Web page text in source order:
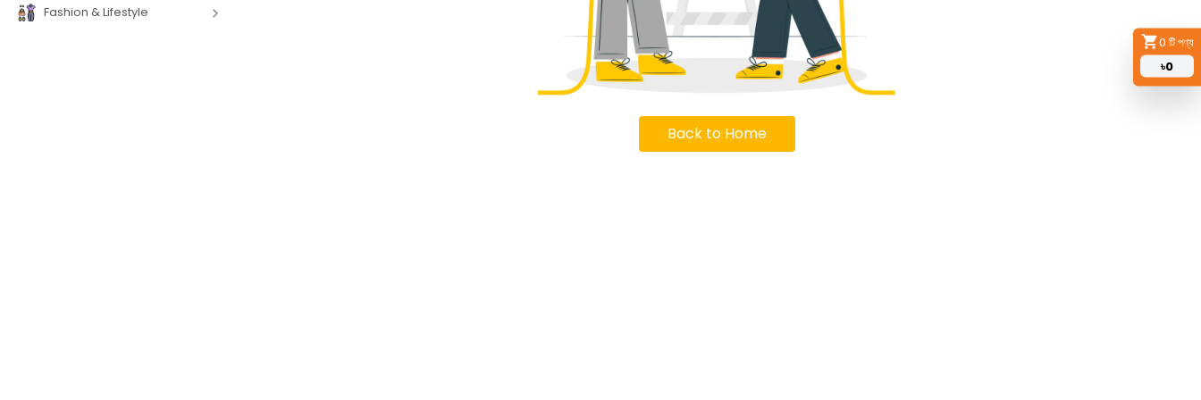
0 টি পণ্য
৳0
Fashion & Lifestyle
Back to Home